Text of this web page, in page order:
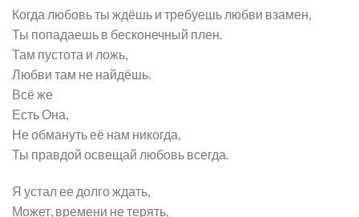
Когда любовь ты ждёшь и требуешь любви взамен,
Ты попадаешь в бесконечный плен.
Там пустота и ложь,
Любви там не найдёшь.
Всё же
Есть Она,
Не обмануть её нам никогда,
Ты правдой освещай любовь всегда.
Я устал ее долго ждать,
Может, времени не терять,